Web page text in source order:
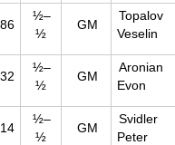
½–
½
GM
Topalov
Veselin
½–
½
GM
Aronian
Evon
½–
½
GM
Svidler
Peter